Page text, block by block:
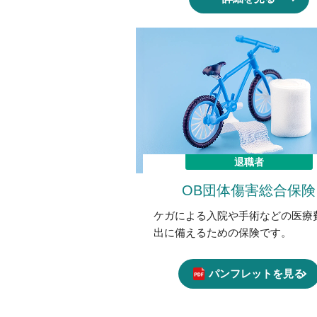
退職者
OB団体傷害総合保険
ケガによる入院や手術などの医療
出に備えるための保険です。
パンフレットを見る